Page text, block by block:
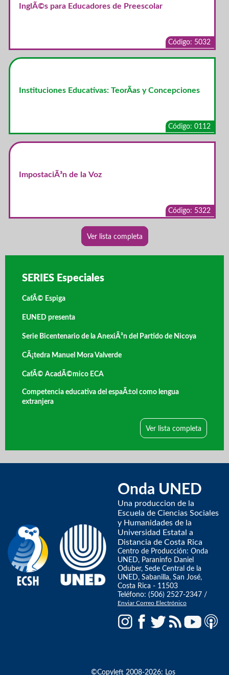
InglÃ©s para Educadores de Preescolar
Código: 5032
Instituciones Educativas: TeorÃ­as y Concepciones
Código: 0112
ImpostaciÃ³n de la Voz
Código: 5322
Ver lista completa
SERIES Especiales
CafÃ© Espiga
EUNED presenta
Serie Bicentenario de la AnexiÃ³n del Partido de Nicoya
CÃ¡tedra Manuel Mora Valverde
CafÃ© AcadÃ©mico ECA
Competencia educativa del espaÃ±ol como lengua
extranjera
Ver lista completa
Onda UNED
Una produccion de la
Escuela de Ciencias Sociales
y Humanidades de la
Universidad Estatal a
Distancia de Costa Rica
Centro de Producción: Onda
UNED, Paraninfo Daniel
Oduber, Sede Central de la
UNED, Sabanilla, San José,
Costa Rica - 11503
Teléfono: (506) 2527-2347 /
Enviar Correo Electrónico
©Copyleft 2008-2026: Los